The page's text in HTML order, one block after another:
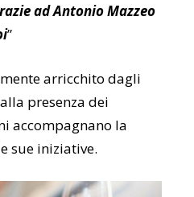
ad Antonio Mazzeo
”
arricchito dagli
presenza dei
accompagnano la
sue iniziative.